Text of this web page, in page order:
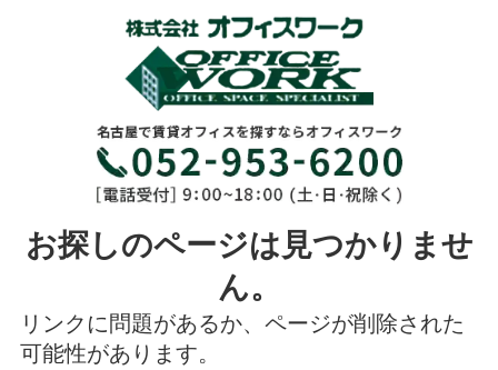
お探しのページは見つかりませ
ん。
リンクに問題があるか、ページが削除された
可能性があります。